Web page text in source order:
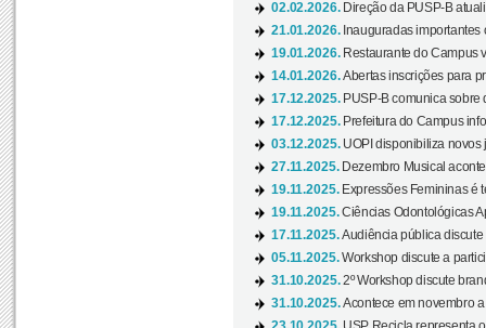
02.02.2026. Direção da PUSP-B
21.01.2026. Inauguradas
19.01.2026. Restaurante do Campus
14.01.2026.Abertas inscrições para
17.12.2025. PUSP-B comunica sobre
17.12.2025. Prefeitura do Campus
03.12.2025. UOPI disponibiliza novos
27.11.2025. Dezembro Musical
19.11.2025. Expressões Femininas é
19.11.2025.Ciências Odontológicas
17.11.2025.Audiência pública
05.11.2025.Workshop discute a
31.10.2025.2º Workshop discute
31.10.2025.Acontece em novembro